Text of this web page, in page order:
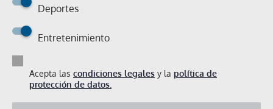
Deportes
Entretenimiento
Acepta las condiciones legales y la política de
protección de datos.